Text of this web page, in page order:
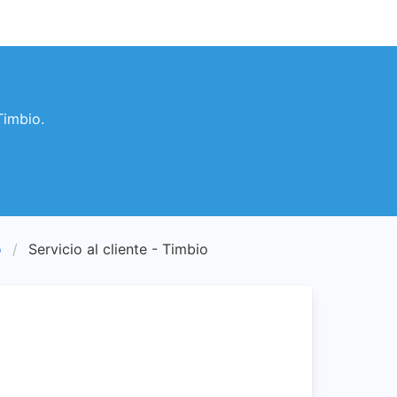
Servicio al cliente - Timbio